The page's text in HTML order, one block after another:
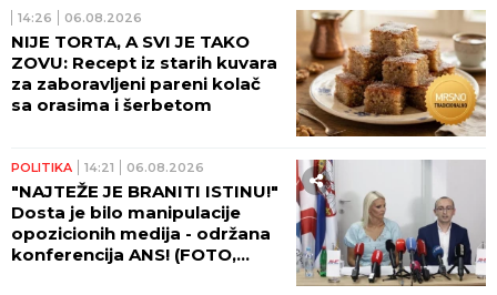
14:26 06.08.2026
NIJE TORTA, A SVI JE TAKO
ZOVU: Recept iz starih kuvara
za zaboravljeni pareni kolač
sa orasima i šerbetom
POLITIKA 14:21 06.08.2026
"NAJTEŽE JE BRANITI ISTINU!"
Dosta je bilo manipulacije
opozicionih medija - održana
konferencija ANS! (FOTO,